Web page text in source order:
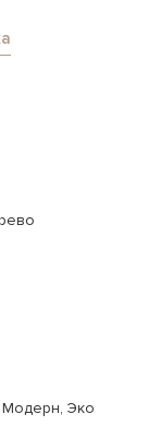
Модерн, Эко